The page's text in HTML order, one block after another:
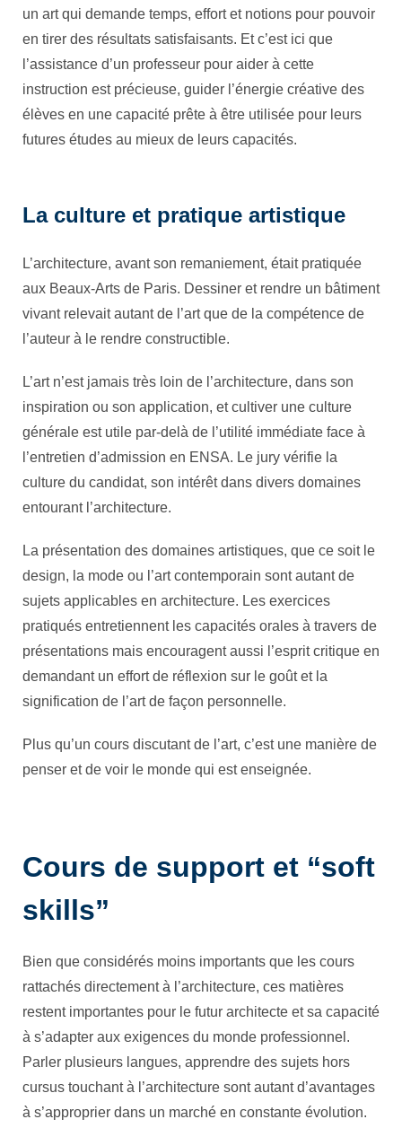
un art qui demande temps, effort et notions pour pouvoir
en tirer des résultats satisfaisants. Et c’est ici que
l’assistance d’un professeur pour aider à cette
instruction est précieuse, guider l’énergie créative des
élèves en une capacité prête à être utilisée pour leurs
futures études au mieux de leurs capacités.
La culture et pratique artistique
L’architecture, avant son remaniement, était pratiquée
aux Beaux-Arts de Paris. Dessiner et rendre un bâtiment
vivant relevait autant de l’art que de la compétence de
l’auteur à le rendre constructible.
L’art n’est jamais très loin de l’architecture, dans son
inspiration ou son application, et cultiver une culture
générale est utile par-delà de l’utilité immédiate face à
l’entretien d’admission en ENSA. Le jury vérifie la
culture du candidat, son intérêt dans divers domaines
entourant l’architecture.
La présentation des domaines artistiques, que ce soit le
design, la mode ou l’art contemporain sont autant de
sujets applicables en architecture. Les exercices
pratiqués entretiennent les capacités orales à travers de
présentations mais encouragent aussi l’esprit critique en
demandant un effort de réflexion sur le goût et la
signification de l’art de façon personnelle.
Plus qu’un cours discutant de l’art, c’est une manière de
penser et de voir le monde qui est enseignée.
Cours de support et “soft
skills”
Bien que considérés moins importants que les cours
rattachés directement à l’architecture, ces matières
restent importantes pour le futur architecte et sa capacité
à s’adapter aux exigences du monde professionnel.
Parler plusieurs langues, apprendre des sujets hors
cursus touchant à l’architecture sont autant d’avantages
à s’approprier dans un marché en constante évolution.